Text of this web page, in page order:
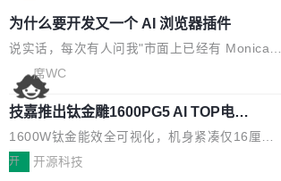
为什么要开发又一个 AI 浏览器插件
说实话，每次有人问我"市面上已经有 Monica、
Sider、Copilot for Chrome 这些 AI 浏览器插件
了，你为什么还要再做一个"，我都觉得这个问题
问得好。 因为我自己也是从用户变成开发者的。
现有产品的天花板 我用过不少 AI 浏览器插件。
刚开始觉得都挺好——选中一段文字，弹出解
席WC
技嘉推出钛金雕1600PG5 AI TOP电
源：为发烧级主机与本地AI算力打造旗
舰供电方案
1600W钛金能效全可视化，机身紧凑仅16厘米
继2026台北电脑展首度亮相后，技嘉科技近日正
开 开源科技